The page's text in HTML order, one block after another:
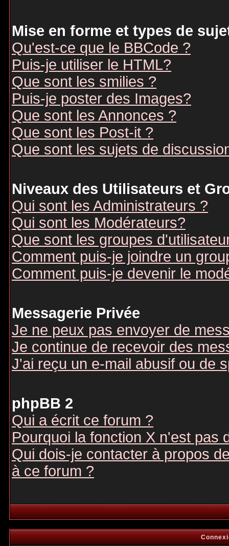
Mise en forme et types de
Qu'est-ce que le BBCode ?
Puis-je utiliser le HTML?
Que sont les smilies ?
Puis-je poster des Images?
Que sont les Annonces ?
Que sont les Post-it ?
Que sont les sujets de
Niveaux des Utilisateurs et
Qui sont les Administrateurs ?
Qui sont les Modérateurs?
Que sont les groupes
Comment puis-je joindre un
Comment puis-je devenir le
Messagerie Privée
Je ne peux pas envoyer de
Je continue de recevoir des
J'ai reçu un e-mail abusif ou de
phpBB 2
Qui a écrit ce forum ?
Pourquoi la fonction X n'est pas
Qui dois-je contacter à propos
à ce forum ?